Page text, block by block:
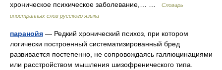
хроническое психическое заболевание,… …
Словарь
иностранных слов русского языка
паранойя — Редкий хронический психоз, при котором
логически построенный систематизированный бред
развивается постепенно, не сопровождаясь галлюцинациями
или расстройством мышления шизофренического типа.